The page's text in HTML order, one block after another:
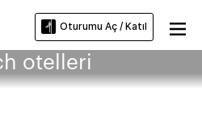
Oturumu Aç / Katıl
otelleri